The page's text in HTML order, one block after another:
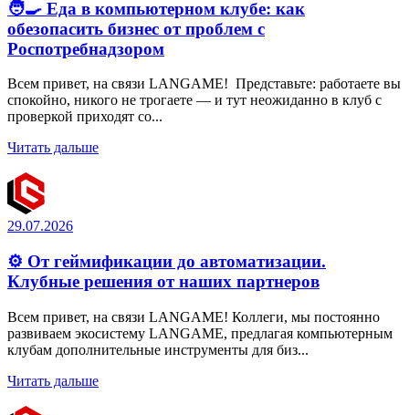
🧑‍🍳 Еда в компьютерном клубе: как
обезопасить бизнес от проблем с
Роспотребнадзором
Всем привет, на связи LANGAME! Представьте: работаете вы
спокойно, никого не трогаете — и тут неожиданно в клуб с
проверкой приходят со...
Читать дальше
29.07.2026
⚙️ От геймификации до автоматизации.
Клубные решения от наших партнеров
Всем привет, на связи LANGAME! Коллеги, мы постоянно
развиваем экосистему LANGAME, предлагая компьютерным
клубам дополнительные инструменты для биз...
Читать дальше